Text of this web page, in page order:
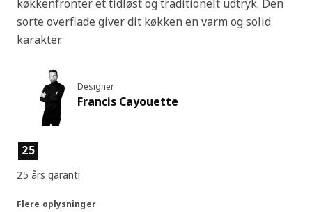
køkkenfronter et tidløst og traditionelt udtryk. Den
sorte overflade giver dit køkken en varm og solid
karakter.
Designer
Francis Cayouette
Produktfunktioner
25
25 års garanti
Flere oplysninger